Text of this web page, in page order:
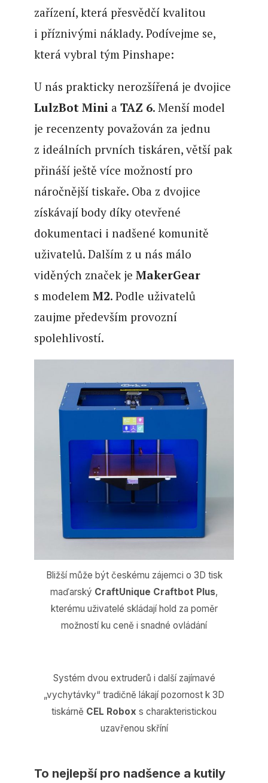
zařízení, která přesvědčí kvalitou
i příznivými náklady. Podívejme se,
která vybral tým Pinshape:
U nás prakticky nerozšířená je dvojice
LulzBot Mini a TAZ 6. Menší model
je recenzenty považován za jednu
z ideálních prvních tiskáren, větší pak
přináší ještě více možností pro
náročnější tiskaře. Oba z dvojice
získávají body díky otevřené
dokumentaci i nadšené komunitě
uživatelů. Dalším z u nás málo
viděných značek je MakerGear
s modelem M2. Podle uživatelů
zaujme především provozní
spolehlivostí.
Bližší může být českému zájemci o 3D tisk
maďarský CraftUnique Craftbot Plus,
kterému uživatelé skládají hold za poměr
možností ku ceně i snadné ovládání
Systém dvou extruderů i další zajímavé
„vychytávky“ tradičně lákají pozornost k 3D
tiskárně CEL Robox s charakteristickou
uzavřenou skříní
To nejlepší pro nadšence a kutily